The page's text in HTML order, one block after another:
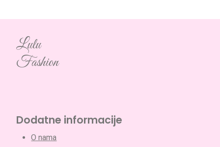
Lulu
Fashion
Dodatne informacije
O nama